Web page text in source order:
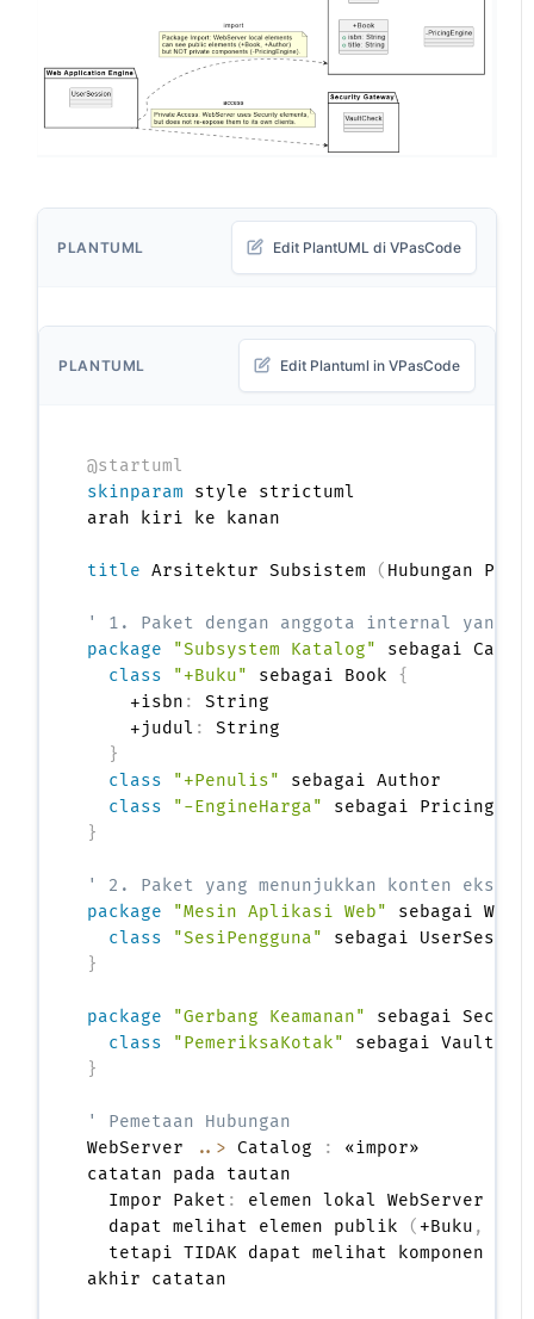
PLANTUML Edit PlantUML di VPasCode
PLANTUML Edit Plantuml in VPasCode
@startuml
skinparam style strictuml
arah kiri ke kanan
title Arsitektur Subsistem ( Hubungan
' 1. Paket dengan anggota internal yang
package
"Subsystem Katalog"
sebagai
class
"+Buku" sebagai Book {
    +isbn
:
String
    +judul
:
String
}
class
"+Penulis"
sebagai Author
class
"-EngineHarga"
}
' 2. Paket yang menunjukkan konten
package
"Mesin Aplikasi Web"
sebagai
class
"SesiPengguna"
}
package "Gerbang Keamanan"
sebagai
class
"PemeriksaKotak"
}
' Pemetaan Hubungan
WebServer
..> Catalog :
«impor»
catatan pada tautan
  Impor Paket
:
elemen lokal WebServer
  dapat melihat elemen publik
( +Buku ,
tetapi TIDAK dapat melihat komponen
akhir catatan